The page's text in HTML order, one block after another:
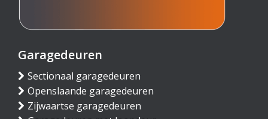
Garagedeuren
Sectionaal garagedeuren
Openslaande garagedeuren
Zijwaartse garagedeuren